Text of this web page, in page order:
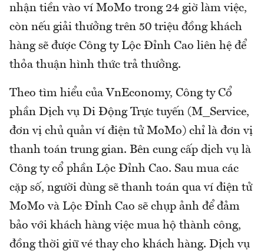
nhận tiền vào ví MoMo trong 24 giờ làm việc,
còn nếu giải thưởng trên 50 triệu đồng khách
hàng sẽ được Công ty Lộc Đỉnh Cao liên hệ để
thỏa thuận hình thức trả thưởng.
Theo tìm hiểu của VnEconomy, Công ty Cổ
phần Dịch vụ Di Động Trực tuyến (M_Service,
đơn vị chủ quản ví điện tử MoMo) chỉ là đơn vị
thanh toán trung gian. Bên cung cấp dịch vụ là
Công ty cổ phần Lộc Đỉnh Cao. Sau mua các
cặp số, người dùng sẽ thanh toán qua ví điện tử
MoMo và Lộc Đỉnh Cao sẽ chụp ảnh để đảm
bảo với khách hàng việc mua hộ thành công,
đồng thời giữ vé thay cho khách hàng. Dịch vụ